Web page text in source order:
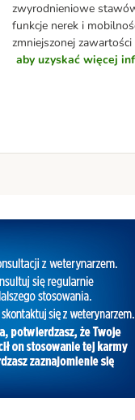
zwyrodnieniowe
funkcje nerek i
zmniejszonej
aby uzyskać więcej